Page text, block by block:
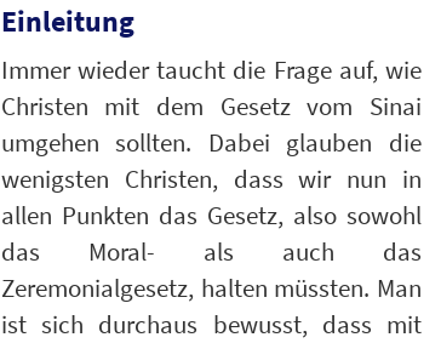
Einleitung
Immer wieder taucht die Frage auf, wie
Christen mit dem Gesetz vom Sinai
umgehen sollten. Dabei glauben die
wenigsten Christen, dass wir nun in
allen Punkten das Gesetz, also sowohl
das Moral- als auch das
Zeremonialgesetz, halten müssten. Man
ist sich durchaus bewusst, dass mit